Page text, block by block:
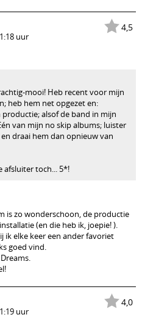
4,5
uur
mooi! Heb recent voor mijn
heb hem net opgezet en:
alsof de band in mijn
van mijn no skip albums; luister
draai hem dan opnieuw van
afsluiter toch... 5*!
is zo wonderschoon, de productie
(en die heb ik, joepie! ).
ik elke keer een ander favoriet
goed vind.
4,0
uur